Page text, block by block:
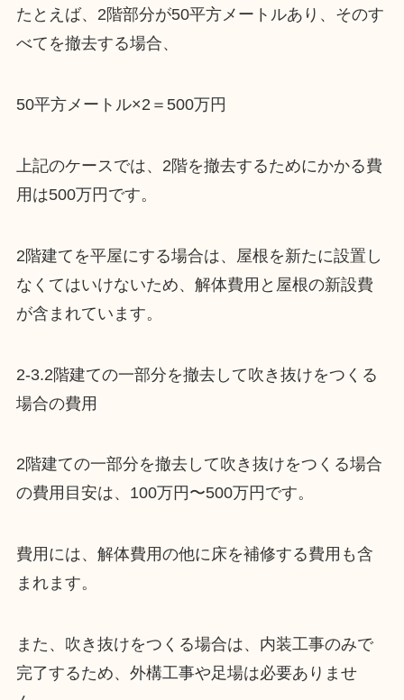
たとえば、2階部分が50平方メートルあり、そのす
べてを撤去する場合、
50平方メートル×2＝500万円
上記のケースでは、2階を撤去するためにかかる費
用は500万円です。
2階建てを平屋にする場合は、屋根を新たに設置し
なくてはいけないため、解体費用と屋根の新設費
が含まれています。
2-3.2階建ての一部分を撤去して吹き抜けをつくる
場合の費用
2階建ての一部分を撤去して吹き抜けをつくる場合
の費用目安は、100万円〜500万円です。
費用には、解体費用の他に床を補修する費用も含
まれます。
また、吹き抜けをつくる場合は、内装工事のみで
完了するため、外構工事や足場は必要ありませ